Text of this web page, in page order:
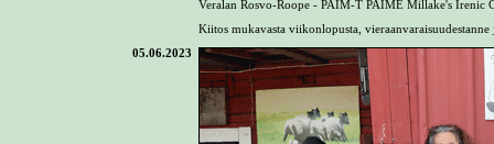
Veralan Rosvo-Roope - PAIM-T PAIME Millake's Irenic
Kiitos mukavasta viikonlopusta,
05.06.2023